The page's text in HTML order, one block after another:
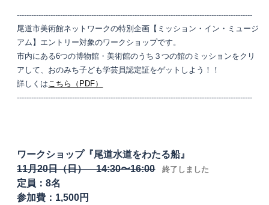
‐‐‐‐‐‐‐‐‐‐‐‐‐‐‐‐‐‐‐‐‐‐‐‐‐‐‐‐‐‐‐‐‐‐‐‐‐‐‐‐‐‐‐‐‐‐‐‐‐‐‐‐‐‐‐‐‐‐‐‐‐‐‐‐‐‐‐‐‐‐‐‐‐‐‐‐‐‐‐‐‐‐‐‐‐‐‐‐‐‐‐‐‐‐‐‐‐‐
尾道市美術館ネットワークの特別企画【ミッション・イン・ミュージ
アム】エントリー対象のワークショップです。
市内にある6つの博物館・美術館のうち３つの館のミッションをクリ
アして、おのみち子ども学芸員認定証をゲットしよう！！
詳しくは こちら（PDF）
‐‐‐‐‐‐‐‐‐‐‐‐‐‐‐‐‐‐‐‐‐‐‐‐‐‐‐‐‐‐‐‐‐‐‐‐‐‐‐‐‐‐‐‐‐‐‐‐‐‐‐‐‐‐‐‐‐‐‐‐‐‐‐‐‐‐‐‐‐‐‐‐‐‐‐‐‐‐‐‐‐‐‐‐‐‐‐‐‐‐‐‐‐‐‐‐‐‐
ワークショップ『尾道水道をわたる船』
11月20日（日） 14:30〜16:00終了しました
定員：8名
参加費：1,500円